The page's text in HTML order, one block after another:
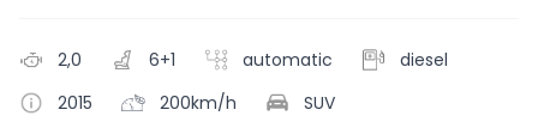
2,0 6+1 automatic
diesel
2015
200km/h SUV